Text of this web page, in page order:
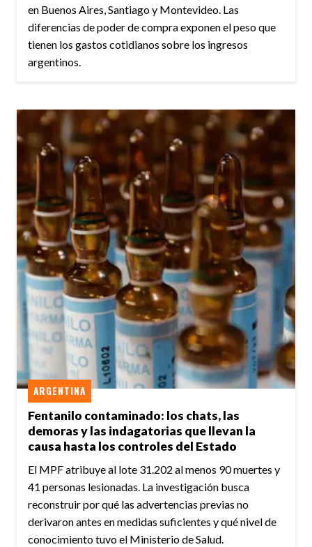
en Buenos Aires, Santiago y Montevideo. Las
diferencias de poder de compra exponen el peso que
tienen los gastos cotidianos sobre los ingresos
argentinos.
Fentanilo contaminado: los chats, las
demoras y las indagatorias que llevan la
causa hasta los controles del Estado
ARGENTINA
El MPF atribuye al lote 31.202 al menos 90 muertes y
41 personas lesionadas. La investigación busca
reconstruir por qué las advertencias previas no
derivaron antes en medidas suficientes y qué nivel de
conocimiento tuvo el Ministerio de Salud.